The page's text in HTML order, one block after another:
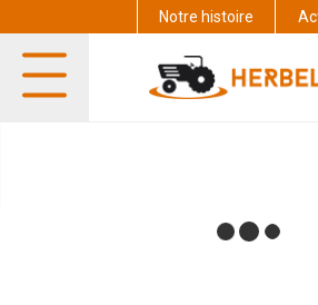
Notre histoire